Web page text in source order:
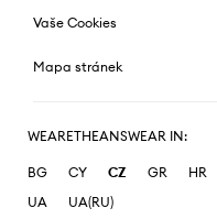
Vaše Cookies
Mapa stránek
WEARETHEANSWEAR IN:
BG CY CZ GR HR
UA
UA(RU)